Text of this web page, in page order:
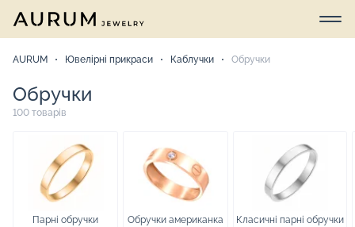
AURUM Ювелірні прикраси Каблучки Обручки
Обручки
100 товарів
Парні обручки Обручки американка Класичні парні обручки